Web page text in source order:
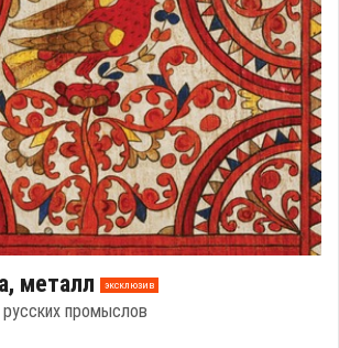
металл эксклюзив
промыслов